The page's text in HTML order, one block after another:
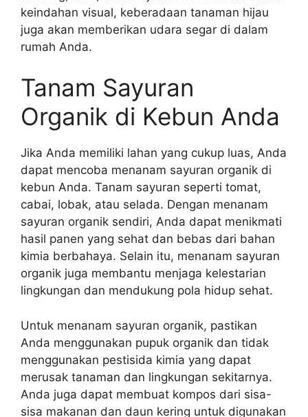
keindahan visual, keberadaan tanaman hijau
juga akan memberikan udara segar di dalam
rumah Anda.
Tanam Sayuran
Organik di Kebun Anda
Jika Anda memiliki lahan yang cukup luas, Anda
dapat mencoba menanam sayuran organik di
kebun Anda. Tanam sayuran seperti tomat,
cabai, lobak, atau selada. Dengan menanam
sayuran organik sendiri, Anda dapat menikmati
hasil panen yang sehat dan bebas dari bahan
kimia berbahaya. Selain itu, menanam sayuran
organik juga membantu menjaga kelestarian
lingkungan dan mendukung pola hidup sehat.
Untuk menanam sayuran organik, pastikan
Anda menggunakan pupuk organik dan tidak
menggunakan pestisida kimia yang dapat
merusak tanaman dan lingkungan sekitarnya.
Anda juga dapat membuat kompos dari sisa-
sisa makanan dan daun kering untuk digunakan